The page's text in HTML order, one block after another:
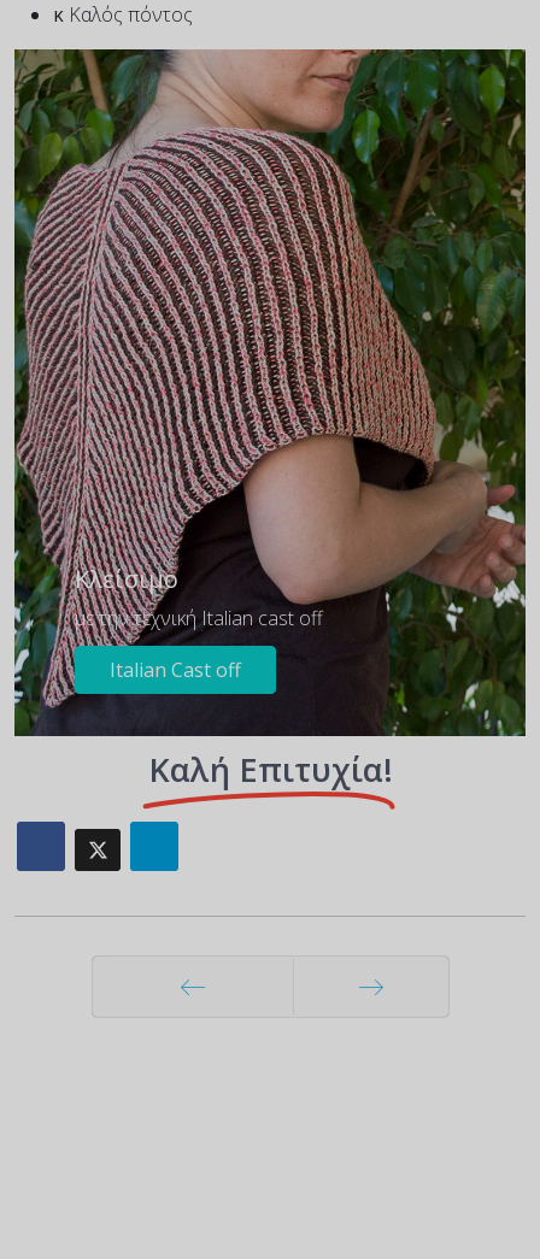
κ Καλός πόντος
Κλείσιμο
με την τεχνική Italian cast off
Italian Cast off
Καλή Επιτυχία!